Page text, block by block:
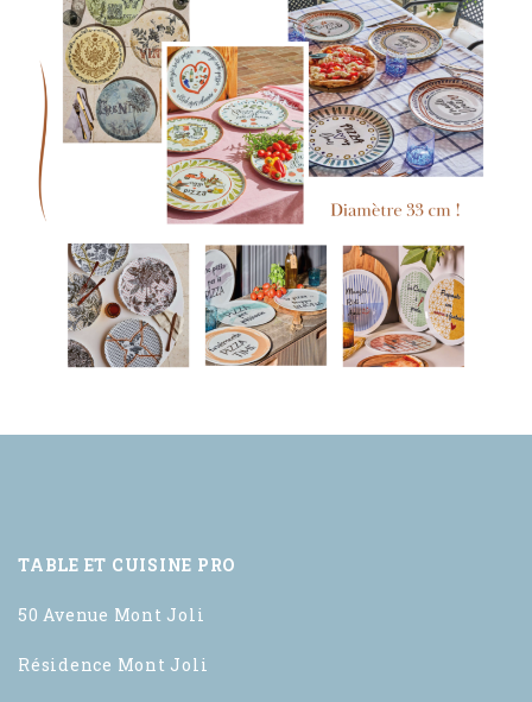
TABLE ET CUISINE PRO
50 Avenue Mont Joli
Résidence Mont Joli